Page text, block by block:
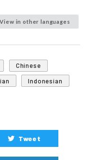
View in other languages
Chinese
Indonesian
Tweet